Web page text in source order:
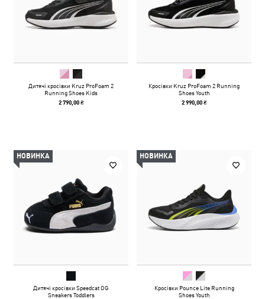
Дитячі кросівки Kruz ProFoam 2
Running Shoes Kids
2 790,00 ₴
Кросівки Kruz ProFoam 2 Running
Shoes Youth
2 990,00 ₴
НОВИНКА
Дитячі кросівки Speedcat OG
Sneakers Toddlers
НОВИНКА
Кросівки Pounce Lite Running
Shoes Youth